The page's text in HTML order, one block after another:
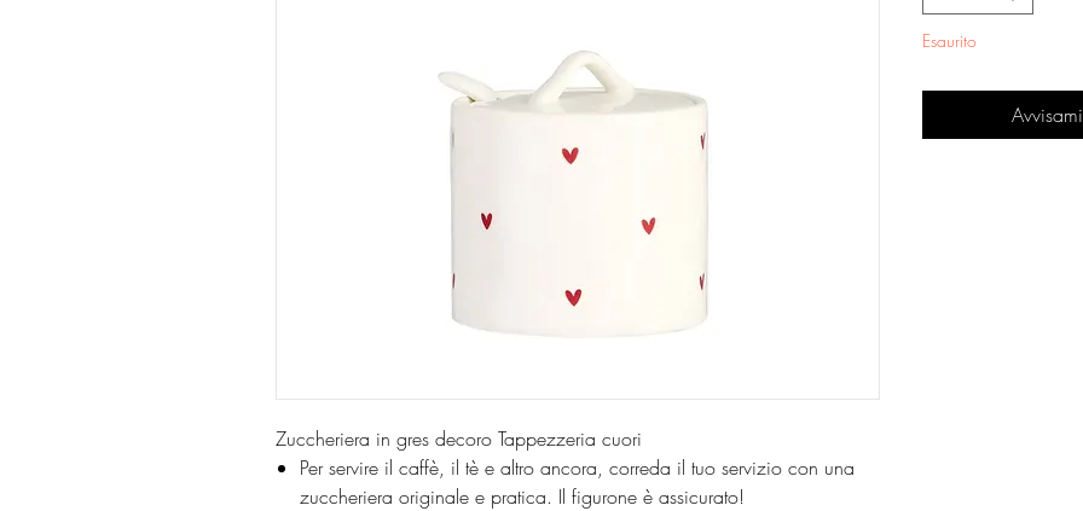
Zuccheriera in gres decoro Tappezzeria cuori
Per servire il caffè, il tè e altro ancora, correda il tuo servizio con una
zuccheriera originale e pratica. Il figurone è assicurato!
Esaurito